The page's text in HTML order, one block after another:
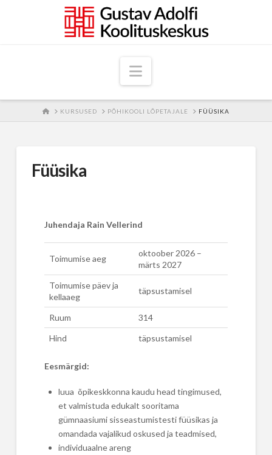
Navigation
HOMEKURSUSED PÕHIKOOLI LÕPETAJALE FÜÜSIKA
Füüsika
Juhendaja Rain Vellerind
Toimumise aeg
oktoober 2026 –
märts 2027
Toimumise päev ja
kellaaeg
täpsustamisel
Ruum
314
Hind
täpsustamisel
Eesmärgid:
luua õpikeskkonna kaudu head tingimused,
et valmistuda edukalt sooritama
gümnaasiumi sisseastumistesti füüsikas ja
omandada vajalikud oskused ja teadmised,
individuaalne areng